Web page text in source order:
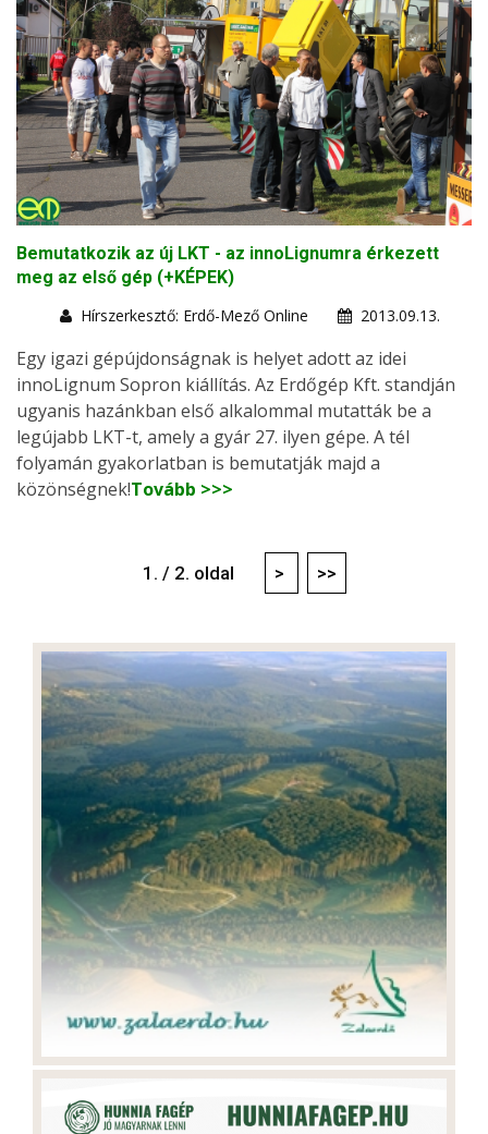
Bemutatkozik az új LKT - az innoLignumra érkezett
meg az első gép (+KÉPEK)
Hírszerkesztő: Erdő-Mező Online
2013.09.13.
Egy igazi gépújdonságnak is helyet adott az idei
innoLignum Sopron kiállítás. Az Erdőgép Kft. standján
ugyanis hazánkban első alkalommal mutatták be a
legújabb LKT-t, amely a gyár 27. ilyen gépe. A tél
folyamán gyakorlatban is bemutatják majd a
közönségnek!Tovább >>>
1. / 2. oldal > >>